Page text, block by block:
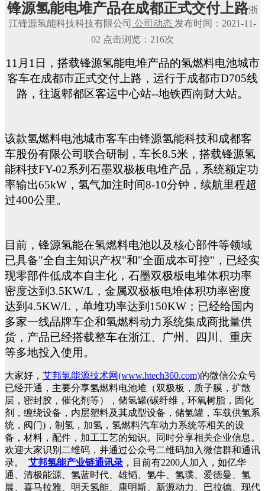
锋源氢能电堆产品在成都正式交付上路浙
江锋源氢能科技科技有限公司 公司动态 发布时间：2021-11-
02 点击浏览：216次
11月1日，搭载锋源氢能电堆产品的氢燃料电池城市
客车在成都市正式交付上路，运行于成都市D705线
路，往返郫都区客运中心站--地铁西南财大站。
该款氢燃料电池城市客车由锋源氢能科技和成都客
车股份有限公司联合研制，车长8.5米，搭载锋源氢
能科技FY-02系列石墨双极板电堆产品，系统额定功
率输出65kW，氢气加注时间8-10分钟，续航里程超
过400公里。
目前，锋源氢能在氢燃料电池以及核心部件等领域
已具备"全自主知识产权"和"全面成本可控"，已经实
现零部件低成本自主化，石墨双极板电堆体积功率
密度达到3.5KW/L，金属双极板电堆体积功率密度
达到4.5KW/L，单堆功率达到150KW；已经给国内
多家一线品牌车企和氢燃料动力系统集成商批量供
货，产品已经搭载整车在浙江、广州、四川、重庆
等多地投入使用。
大家好， 艾邦氢能源技术网(www.htech360.com)的微信公众号
已经开通，主要分享氢燃料电池堆（双极板，质子膜，扩散
层，密封胶，催化剂等），储氢罐(碳纤维，环氧树脂，固化
剂，缠绕设备，内层塑料及其成型设备，储氢罐，车载供氢系
统，阀门)，制氢，加氢，氢燃料汽车动力系统等相关的设
备，材料，配件，加工工艺的知识。同时分享相关企业信息。
欢迎大家识别二维码，并通过公众号二维码加入微信群和通讯
录。
艾邦氢能产业链通讯录 ，目前有2200人加入，如亿华
通、清极能源、氢蓝时代、雄韬、氢牛、氢璞、爱德曼、氢
晨、喜马拉雅、明天氢能、康明斯、新源动力、巴拉德、现代